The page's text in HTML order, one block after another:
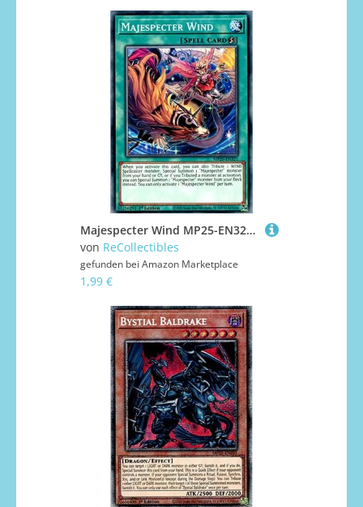
Majespecter Wind MP25-EN321 Common Englisch Boosterfrisch 1. Auflage - 2025 Mega-Pack Tin - mit ReCollectibles-Versandschutz - für Yu-Gi-Oh!
von ReCollectibles
gefunden bei Amazon Marketplace
1,99 €